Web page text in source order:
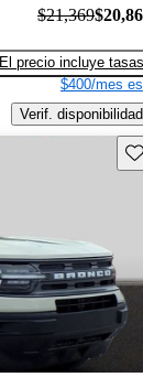
$21,369
El precio incluye tasas
$400/mes
Verif. disponibilidad